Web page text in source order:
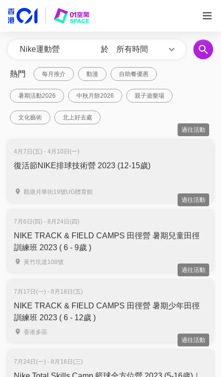
於 所有時間
熱門 每月推介 動漫 自助餐優惠
暑期活動2026 中秋月餅2026 親子遊樂場
文化藝術
北上好去處
過往活動
4月7日(五) - 4月10日(一)
復活節NIKE排球技術營 2023 (12-15歲)
觀塘月華街19號UG體育館
過往活動
7月6日(四) - 8月24日(四)
NIKE TRACK & FIELD CAMPS 田徑營 暑期兒童田徑
訓練班 2023 ( 6 - 9歲 )
黃竹坑道108號
過往活動
7月17日(一) - 8月18日(五)
NIKE TRACK & FIELD CAMPS 田徑營 暑期少年田徑
訓練班 2023 ( 6 - 12歲 )
香港多區
過往活動
7月24日(一) - 8月16日(三)